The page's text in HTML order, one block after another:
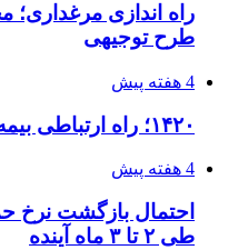
راه اندازی مرغداری؛
طرح توجیهی
4 هفته پیش
۱۴۲۰؛ راه ارتباطی بیمه شدگان تأمین‌اجتماعی
4 هفته پیش
احتمال بازگشت نرخ
طی ۲ تا ۳ ماه آینده